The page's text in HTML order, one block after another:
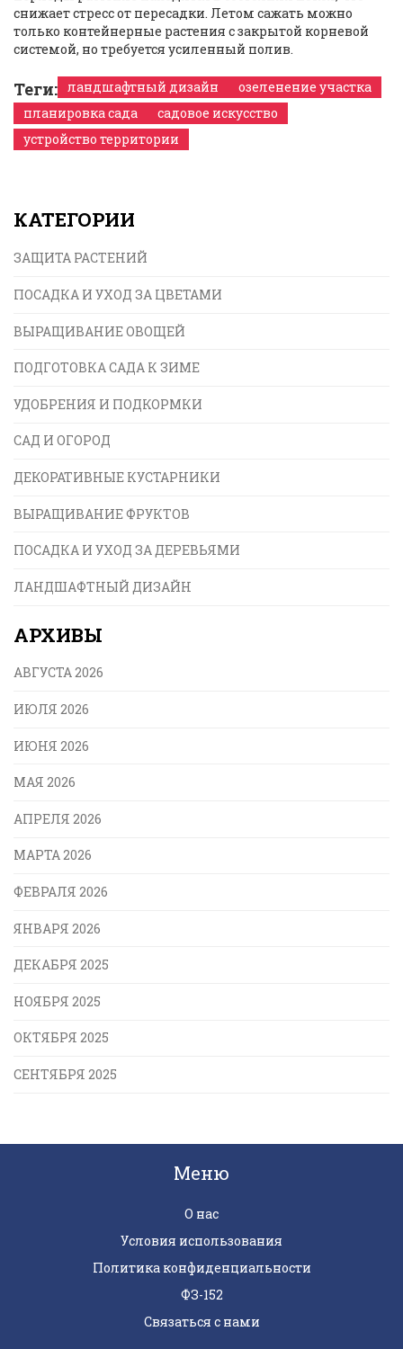
снижает стресс от пересадки. Летом сажать можно
только контейнерные растения с закрытой корневой
системой, но требуется усиленный полив.
Теги: ландшафтный дизайн
озеленение участка
планировка сада
садовое искусство
устройство территории
КАТЕГОРИИ
ЗАЩИТА РАСТЕНИЙ
ПОСАДКА И УХОД ЗА ЦВЕТАМИ
ВЫРАЩИВАНИЕ ОВОЩЕЙ
ПОДГОТОВКА САДА К ЗИМЕ
УДОБРЕНИЯ И ПОДКОРМКИ
САД И ОГОРОД
ДЕКОРАТИВНЫЕ КУСТАРНИКИ
ВЫРАЩИВАНИЕ ФРУКТОВ
ПОСАДКА И УХОД ЗА ДЕРЕВЬЯМИ
ЛАНДШАФТНЫЙ ДИЗАЙН
АРХИВЫ
АВГУСТА 2026
ИЮЛЯ 2026
ИЮНЯ 2026
МАЯ 2026
АПРЕЛЯ 2026
МАРТА 2026
ФЕВРАЛЯ 2026
ЯНВАРЯ 2026
ДЕКАБРЯ 2025
НОЯБРЯ 2025
ОКТЯБРЯ 2025
СЕНТЯБРЯ 2025
Меню
О нас
Условия использования
Политика конфиденциальности
ФЗ-152
Связаться с нами